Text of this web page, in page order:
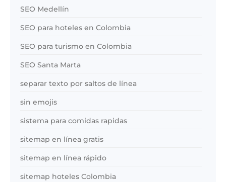
SEO Medellín
SEO para hoteles en Colombia
SEO para turismo en Colombia
SEO Santa Marta
separar texto por saltos de línea
sin emojis
sistema para comidas rapidas
sitemap en línea gratis
sitemap en línea rápido
sitemap hoteles Colombia